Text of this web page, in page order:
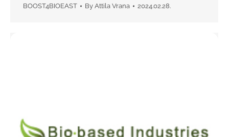
BOOST4BIOEAST By Attila Vrana 2024.02.28.